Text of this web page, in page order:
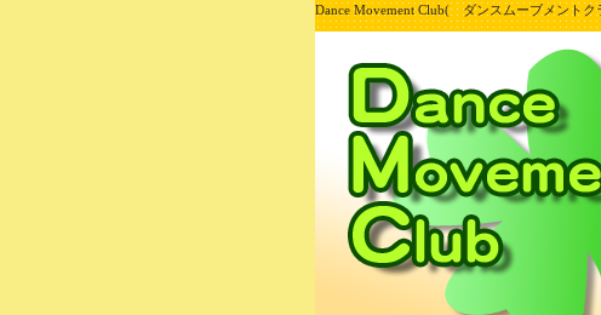
Dance Movement Club( ダンスムーブメント